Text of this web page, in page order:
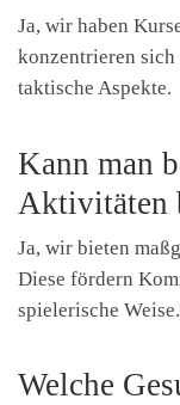
Ja, wir haben
konzentrieren
taktische Aspekte.
Kann man
Aktivitäten
Ja, wir bieten
Diese fördern
spielerische Weise.
Welche